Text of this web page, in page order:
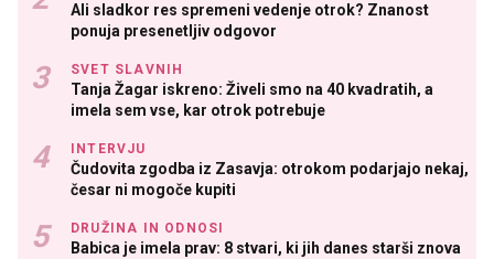
Ali sladkor res spremeni vedenje otrok? Znanost
ponuja presenetljiv odgovor
SVET SLAVNIH
Tanja Žagar iskreno: Živeli smo na 40 kvadratih, a
imela sem vse, kar otrok potrebuje
INTERVJU
Čudovita zgodba iz Zasavja: otrokom podarjajo nekaj,
česar ni mogoče kupiti
DRUŽINA IN ODNOSI
Babica je imela prav: 8 stvari, ki jih danes starši znova